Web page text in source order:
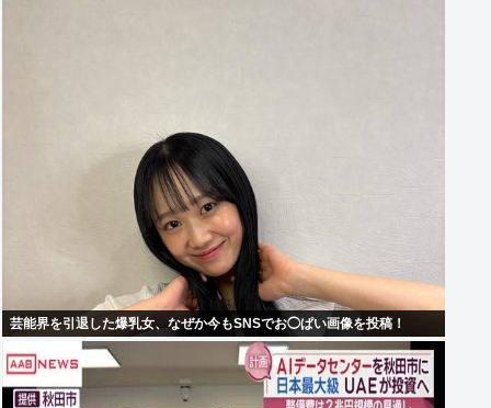
芸能界を引退した爆乳女、なぜか今もSNSでお◯ぱい画像を投稿！